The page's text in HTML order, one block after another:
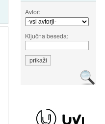
Avtor:
Ključna beseda: